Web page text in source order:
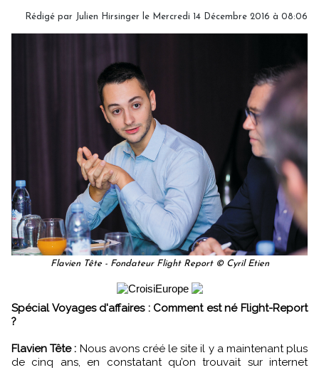
Rédigé par Julien Hirsinger le Mercredi 14 Décembre 2016 à 08:06
Flavien Tête - Fondateur Flight Report © Cyril Etien
Spécial Voyages d'affaires : Comment est né Flight-Report
?
Flavien Tête : Nous avons créé le site il y a maintenant plus
de cinq ans, en constatant qu’on trouvait sur internet